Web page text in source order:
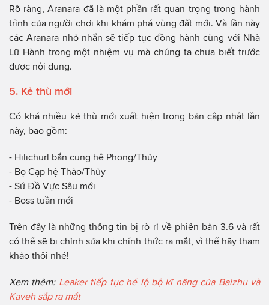
Rõ ràng, Aranara đã là một phần rất quan trọng trong hành
trình của người chơi khi khám phá vùng đất mới. Và lần này
các Aranara nhỏ nhắn sẽ tiếp tục đồng hành cùng với Nhà
Lữ Hành trong một nhiệm vụ mà chúng ta chưa biết trước
được nội dung.
5. Kẻ thù mới
Có khá nhiều kẻ thù mới xuất hiện trong bản cập nhật lần
này, bao gồm:
- Hilichurl bắn cung hệ Phong/Thủy
- Bọ Cạp hệ Thảo/Thủy
- Sứ Đồ Vực Sâu mới
- Boss tuần mới
Trên đây là những thông tin bị rò rỉ về phiên bản 3.6 và rất
có thể sẽ bị chỉnh sửa khi chính thức ra mắt, vì thế hãy tham
khảo thôi nhé!
Xem thêm: Leaker tiếp tục hé lộ bộ kĩ năng của Baizhu và
Kaveh sắp ra mắt